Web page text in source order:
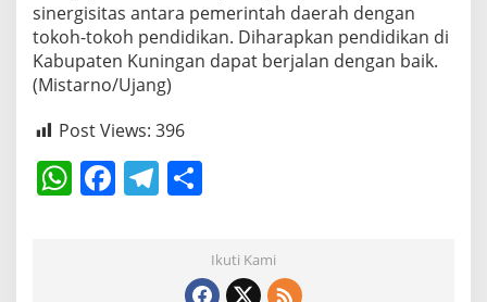
sinergisitas antara pemerintah daerah dengan
tokoh-tokoh pendidikan. Diharapkan pendidikan di
Kabupaten Kuningan dapat berjalan dengan baik.
(Mistarno/Ujang)
Post Views: 396
W F T
gr
ar
eIkuti Kami